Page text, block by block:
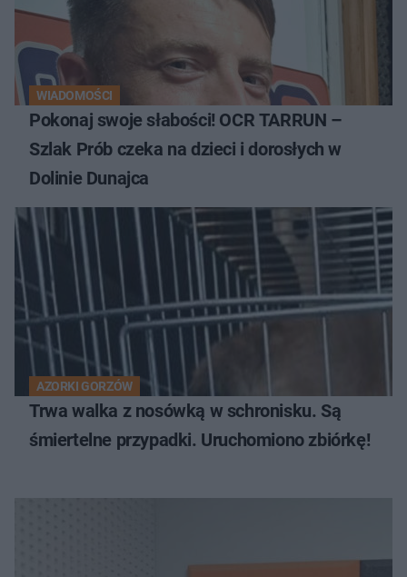
WIADOMOŚCI
Pokonaj swoje słabości! OCR TARRUN –
Szlak Prób czeka na dzieci i dorosłych w
Dolinie Dunajca
AZORKI GORZÓW
Trwa walka z nosówką w schronisku. Są
śmiertelne przypadki. Uruchomiono zbiórkę!